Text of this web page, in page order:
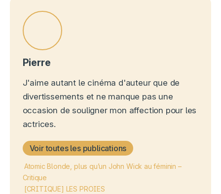
Pierre
J'aime autant le cinéma d'auteur que de
divertissements et ne manque pas une
occasion de souligner mon affection pour les
actrices.
Voir toutes les publications
Atomic Blonde, plus qu’un John Wick au féminin –
Critique
[CRITIQUE] LES PROIES